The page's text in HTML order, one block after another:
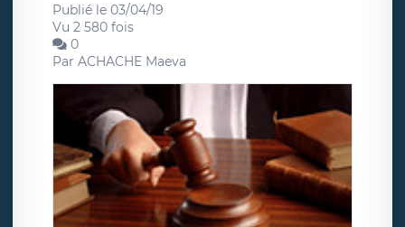
Publié le 03/04/19
Vu 2 580 fois
0
Par ACHACHE Maeva